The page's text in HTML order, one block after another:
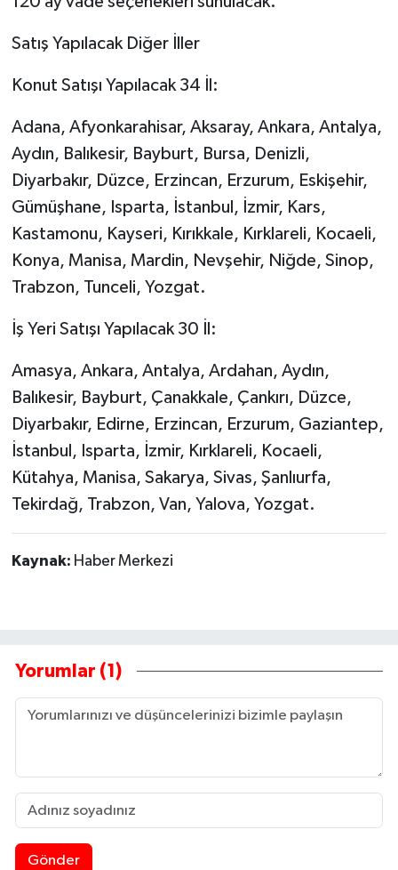
Satış Yapılacak Diğer İller
Konut Satışı Yapılacak 34 İl:
Adana, Afyonkarahisar, Aksaray, Ankara, Antalya,
Aydın, Balıkesir, Bayburt, Bursa, Denizli,
Diyarbakır, Düzce, Erzincan, Erzurum, Eskişehir,
Gümüşhane, Isparta, İstanbul, İzmir, Kars,
Kastamonu, Kayseri, Kırıkkale, Kırklareli, Kocaeli,
Konya, Manisa, Mardin, Nevşehir, Niğde, Sinop,
Trabzon, Tunceli, Yozgat.
İş Yeri Satışı Yapılacak 30 İl:
Amasya, Ankara, Antalya, Ardahan, Aydın,
Balıkesir, Bayburt, Çanakkale, Çankırı, Düzce,
Diyarbakır, Edirne, Erzincan, Erzurum, Gaziantep,
İstanbul, Isparta, İzmir, Kırklareli, Kocaeli,
Kütahya, Manisa, Sakarya, Sivas, Şanlıurfa,
Tekirdağ, Trabzon, Van, Yalova, Yozgat.
Kaynak: Haber Merkezi
Yorumlar (1)
Gönder